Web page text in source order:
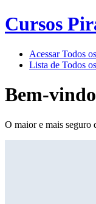
Cursos
Acessar Todos
Lista de Todos
Bem-
O maior e mais seguro